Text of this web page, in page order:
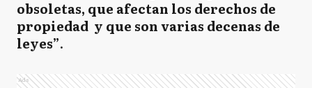
obsoletas, que afectan los derechos de
propiedad y que son varias decenas de
leyes”.
Ads